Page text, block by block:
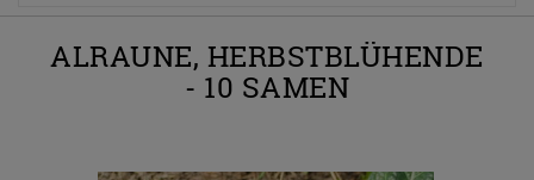
ALRAUNE, HERBSTBLÜHENDE
- 10 SAMEN